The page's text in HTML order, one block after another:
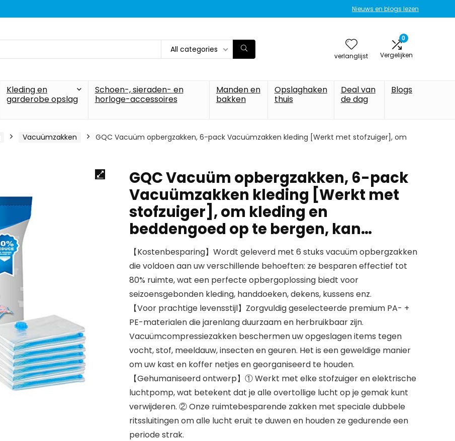
Nieuws en blogs lezen
All categories
verlanglijst
0
Vergelijken
Kleding en
garderobe opslag
Schoen-, sieraden- en
horloge-accessoires
Manden en
bakken
Opslaghaken
thuis
Deal van
de dag
Blogs
Vacuümzakken
GQC Vacuüm opbergzakken, 6-pack Vacuümzakken kleding [Werkt met stofzuiger], om
GQC Vacuüm opbergzakken, 6-pack
Vacuümzakken kleding [Werkt met
stofzuiger], om kleding en
beddengoed op te bergen, kan…
【Kostenbesparing】Wordt geleverd met 6 stuks vacuüm opbergzakken
die voldoen aan uw verschillende behoeften: ze besparen effectief tot
80% ruimte, wat een perfecte opbergoplossing biedt voor
seizoensgebonden kleding, handdoeken, dekens, kussens enz.
【Voor prachtige levensstijl】Zorgvuldig geselecteerde premium PA- +
PE-materialen die jarenlang duurzaam en herbruikbaar zijn.
Vacuümcompressiezakken beschermen uw opgeslagen items tegen
vocht, stof, meeldauw, insecten en geuren. Het is een geweldige manier
om uw kast en koffer netjes en georganiseerd te houden.
【Gehumaniseerd ontwerp】① Werkt met elke stofzuiger en elektrische
luchtpomp, wat betekent dat je alle overtollige lucht op je gemak kunt
verwijderen. ② Onze ruimtebesparende zakken met speciale dubbele
ritssluitingen om alle lucht eruit te duwen en houden ze gedurende een
periode strak.